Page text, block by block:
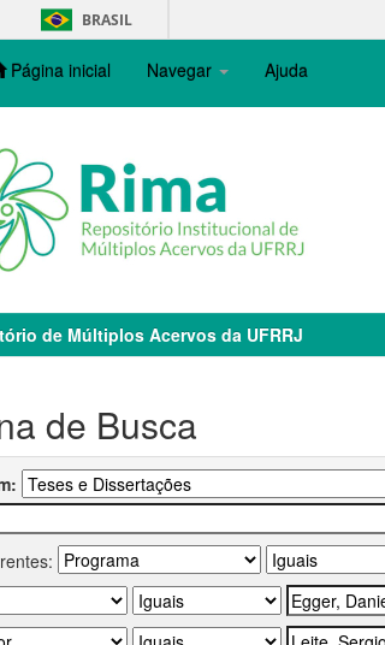
BRASIL
Página inicial Navegar Ajuda
de Múltiplos Acervos da UFRRJ
de Busca